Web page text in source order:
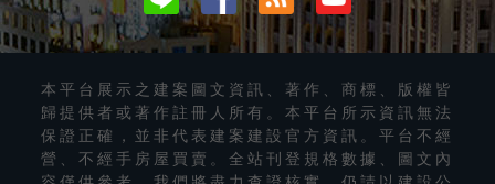
本平台展示之建案圖文資訊、著作、商標、版權皆
歸提供者或著作註冊人所有。本平台所示資訊無法
保證正確，並非代表建案建設官方資訊。平台不經
營、不經手房屋買賣。全站刊登規格數據、圖文內